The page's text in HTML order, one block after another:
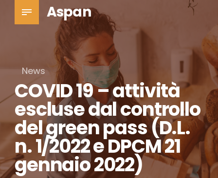
Aspan
News
COVID 19 – attività
escluse dal controllo
del green pass (D.L.
n. 1/2022 e DPCM 21
gennaio 2022)